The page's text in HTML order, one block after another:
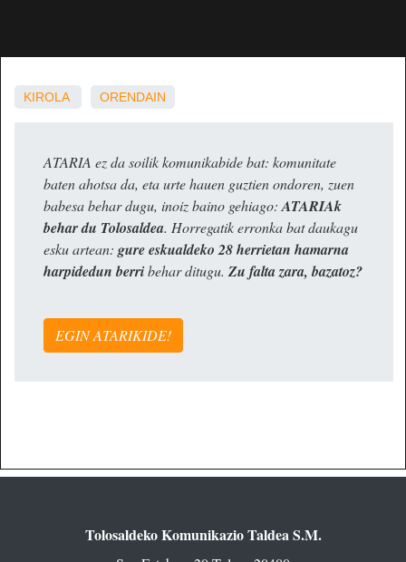
KIROLA ORENDAIN
ATARIA ez da soilik komunikabide bat: komunitate
baten ahotsa da, eta urte hauen guztien ondoren, zuen
babesa behar dugu, inoiz baino gehiago: ATARIAk
behar du Tolosaldea. Horregatik erronka bat daukagu
esku artean: gure eskualdeko 28 herrietan hamarna
harpidedun berribehar ditugu. Zu falta zara, bazatoz?
EGIN ATARIKIDE!
Tolosaldeko Komunikazio Taldea S.M.